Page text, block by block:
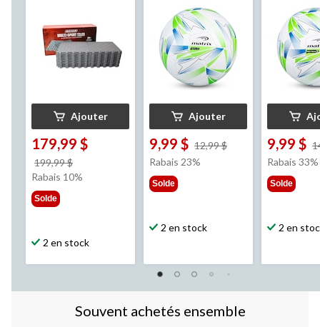
Ajouter
179,99 $
199,99 $
était
Rabais 10%
Solde
2 en stock
taille 5
Ajouter
9,99 $ 12,99 $
Rabais 23%
Solde
2 en stock
9,99 $
Rabais 33%
Solde
2 en
Souvent achetés ensemble